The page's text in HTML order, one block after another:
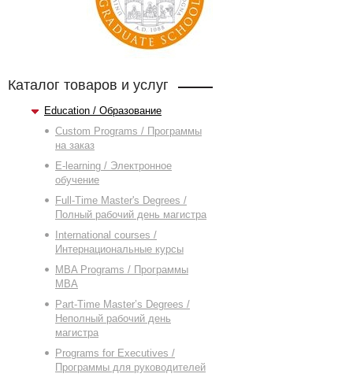
Каталог товаров и услуг
Education / Образование
Custom Programs / Программы
на заказ
E-learning / Электронное
обучение
Full-Time Master's Degrees /
Полный рабочий день магистра
International courses /
Интернациональные курсы
MBA Programs / Программы
MBA
Part-Time Master’s Degrees /
Неполный рабочий день
магистра
Programs for Executives /
Программы для руководителей